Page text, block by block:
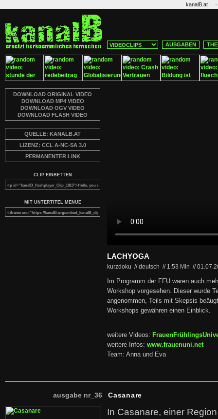
kanalB.at ·
AUSGABEN
DOWNLOAD ORIGINAL VIDEO
DOWNLOAD MP4 VIDEO
DOWNLOAD OGV VIDEO
DOWNLOAD FLASH VIDEO
QUELLE: KANALB.AT
LIZENZ: CCL A-NC-SA 3.0
PERMANENTER LINK
CLIP EINBETTEN
MIT UNTERTITEL MENUE
LACHYOGA
kurzdoku // deutsch // 1:53 Min //
Im Programm der FFU waren auch
Workshop vorgesehen. Dieser wurde
angenommen, Teils mit Skepsis
Workshops gewähren einen Einblick.
weitere Videos:
weitere Infos: www.frauenuni.net
Team: Anna und Eva
ausgabe nr_36 Casanare
In Casanare, einer